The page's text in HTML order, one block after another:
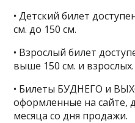
• Детский билет
см. до 150 см.
• Взрослый билет
выше 150 см. и взрослых.
• Билеты БУДНЕГО и
оформленные на сайте,
месяца со дня продажи.